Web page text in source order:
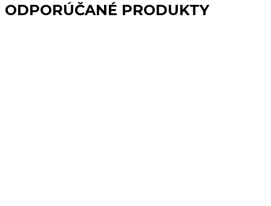
ODPORÚČANÉ PRODUKTY